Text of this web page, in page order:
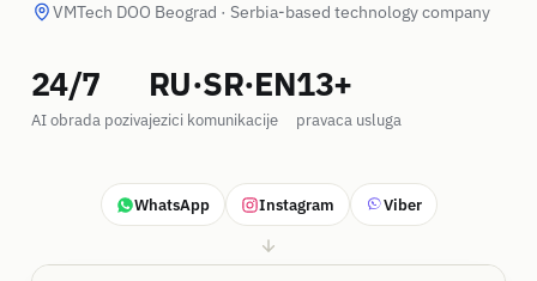
VMTech DOO Beograd · Serbia-based technology company
24/7
AI obrada poziva
RU·SR·EN
jezici komunikacije
13+
pravaca usluga
WhatsApp Instagram Viber